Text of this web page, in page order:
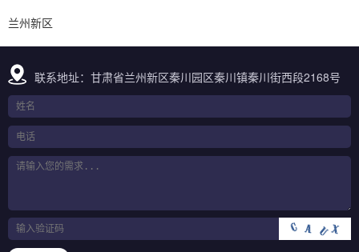
兰州新区
联系地址：甘肃省兰州新区秦川园区秦川镇秦川街西段2168号